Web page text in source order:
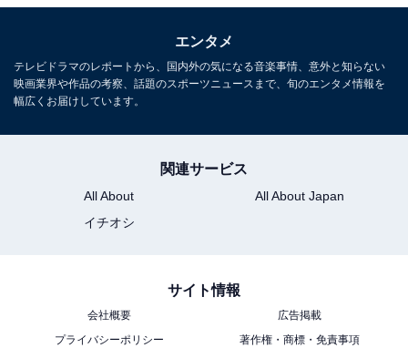
エンタメ
テレビドラマのレポートから、国内外の気になる音楽事情、意外と知らない
映画業界や作品の考察、話題のスポーツニュースまで、旬のエンタメ情報を
幅広くお届けしています。
関連サービス
All About
All About Japan
イチオシ
サイト情報
会社概要
広告掲載
プライバシーポリシー
著作権・商標・免責事項